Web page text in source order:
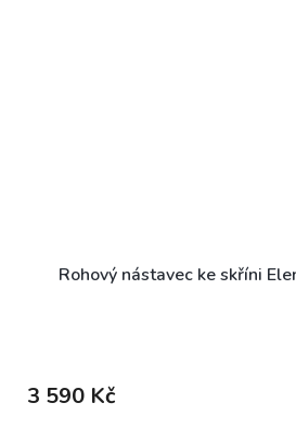
Rohový nástavec ke skříni
3 590 Kč